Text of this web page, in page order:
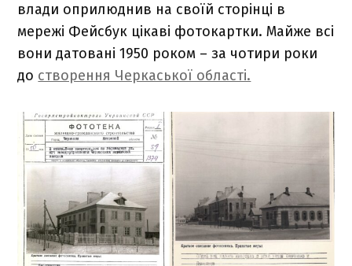
влади оприлюднив на своїй сторінці в
мережі Фейсбук цікаві фотокартки. Майже всі
вони датовані 1950 роком – за чотири роки
до створення Черкаської області.